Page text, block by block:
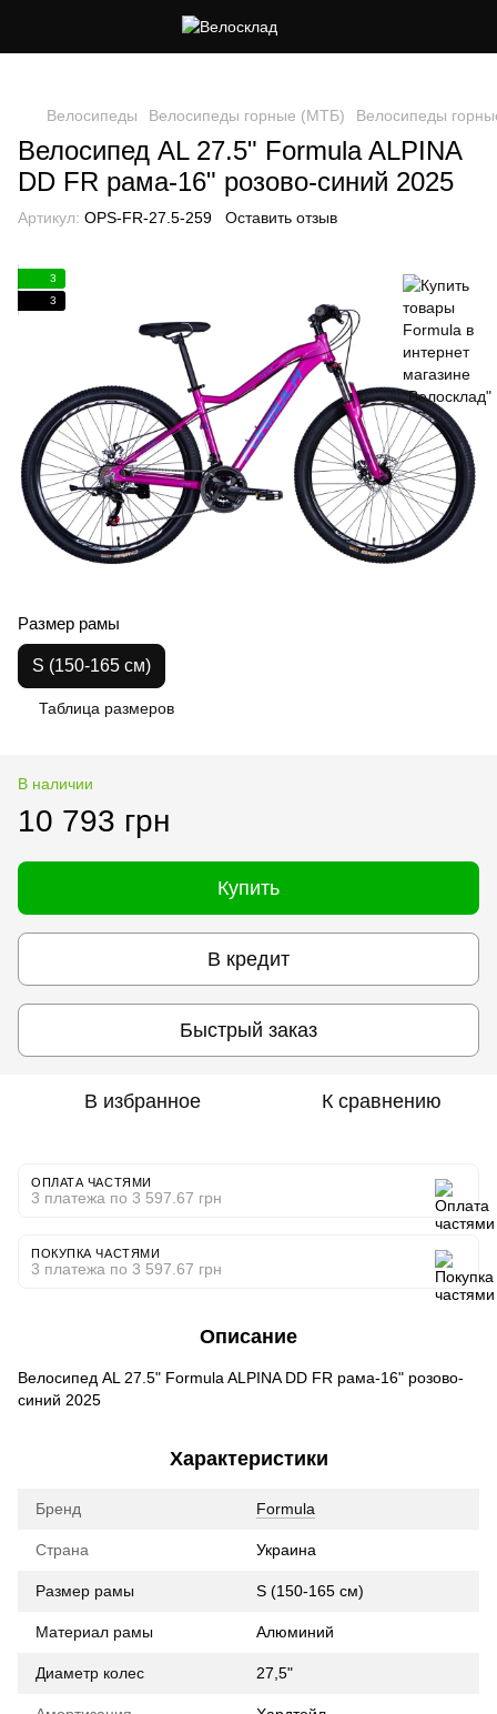
Велосипеды Велосипеды горные (МТБ) Велосипеды
Велосипед AL 27.5" Formula ALPINA
DD FR рама-16" розово-синий 2025
Артикул: OPS-FR-27.5-259 Оставить отзыв
3
3
Размер рамы
S (150-165 см)
Таблица размеров
В наличии
10 793 грн
Купить
В кредит
Быстрый заказ
В избранное К сравнению
ОПЛАТА ЧАСТЯМИ
3 платежа по 3 597.67 грн
ПОКУПКА ЧАСТЯМИ
3 платежа по 3 597.67 грн
Описание
Велосипед AL 27.5" Formula ALPINA DD FR рама-16" розово-
синий 2025
Характеристики
Бренд Formula
Страна Украина
Размер рамы S (150-165 см)
Материал рамы Алюминий
Диаметр колес 27,5"